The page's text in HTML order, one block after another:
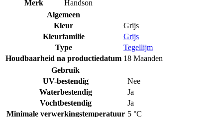
Merk
Handson
Algemeen
Kleur
Grijs
Kleurfamilie
Grijs
Type
Tegellijm
Houdbaarheid na productiedatum 18 Maanden
Gebruik
UV-bestendig
Nee
Waterbestendig
Ja
Vochtbestendig
Ja
Minimale verwerkingstemperatuur 5 °C